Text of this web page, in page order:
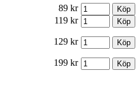
89 kr
119 kr
129 kr
199 kr